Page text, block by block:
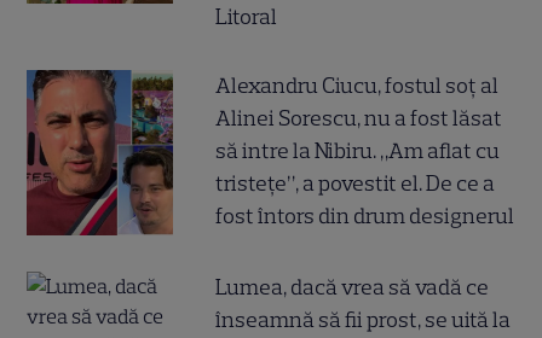
Litoral
Alexandru Ciucu, fostul soț al
Alinei Sorescu, nu a fost lăsat
să intre la Nibiru. „Am aflat cu
tristețe”, a povestit el. De ce a
fost întors din drum designerul
Lumea, dacă vrea să vadă ce
înseamnă să fii prost, se uită la